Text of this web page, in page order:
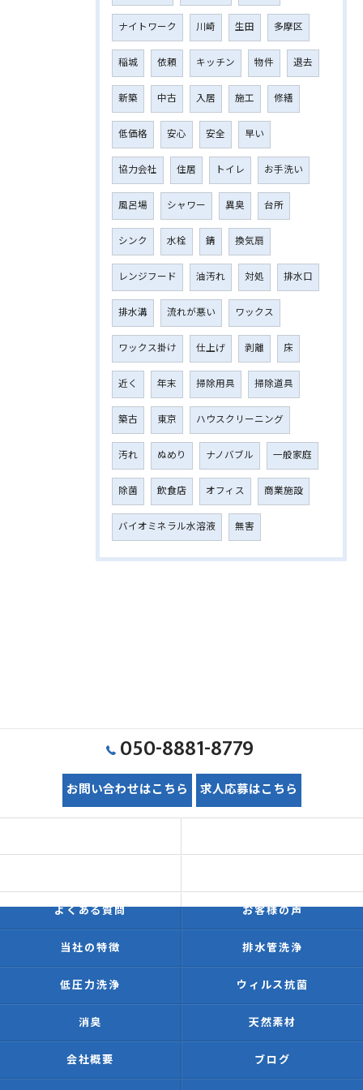
ナイトワーク 川崎 生田 多摩区
稲城 依頼 キッチン 物件 退去
新築 中古 入居 施工 修繕
低価格 安心 安全 早い
協力会社 住居 トイレ お手洗い
風呂場 シャワー 異臭 台所
シンク 水栓 錆 換気扇
レンジフード 油汚れ 対処 排水口
排水溝 流れが悪い ワックス
ワックス掛け 仕上げ 剥離 床
近く 年末 掃除用具 掃除道具
築古 東京 ハウスクリーニング
汚れ ぬめり ナノバブル 一般家庭
除菌 飲食店 オフィス 商業施設
バイオミネラル水溶液 無害
050-8881-8779
お問い合わせはこちら 求人応募はこちら
よくある質問 お客様の声
当社の特徴 排水管洗浄
低圧力洗浄 ウィルス抗菌
消臭 天然素材
会社概要 ブログ